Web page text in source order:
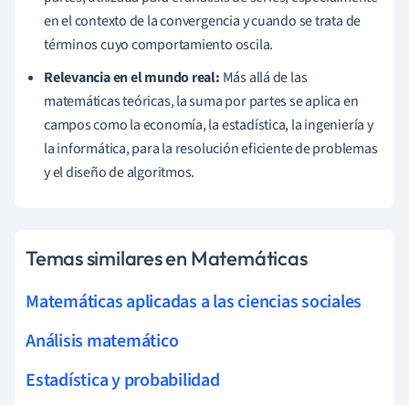
en el contexto de la convergencia y cuando se trata de
términos cuyo comportamiento oscila.
Relevancia en el mundo real: Más allá de las
matemáticas teóricas, la suma por partes se aplica en
campos como la economía, la estadística, la ingeniería y
la informática, para la resolución eficiente de problemas
y el diseño de algoritmos.
Temas similares en Matemáticas
Matemáticas aplicadas a las ciencias sociales
Análisis matemático
Estadística y probabilidad